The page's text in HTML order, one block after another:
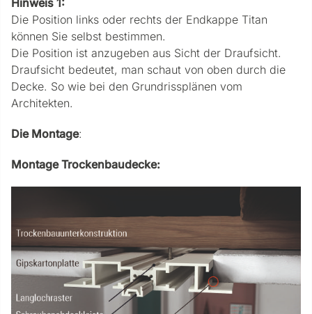
Die Position links oder rechts der Endkappe Titan
können Sie selbst bestimmen.
Die Position ist anzugeben aus Sicht der Draufsicht.
Draufsicht bedeutet, man schaut von oben durch die
Decke. So wie bei den Grundrissplänen vom
Architekten.
Die Montage:
Montage Trockenbaudecke: